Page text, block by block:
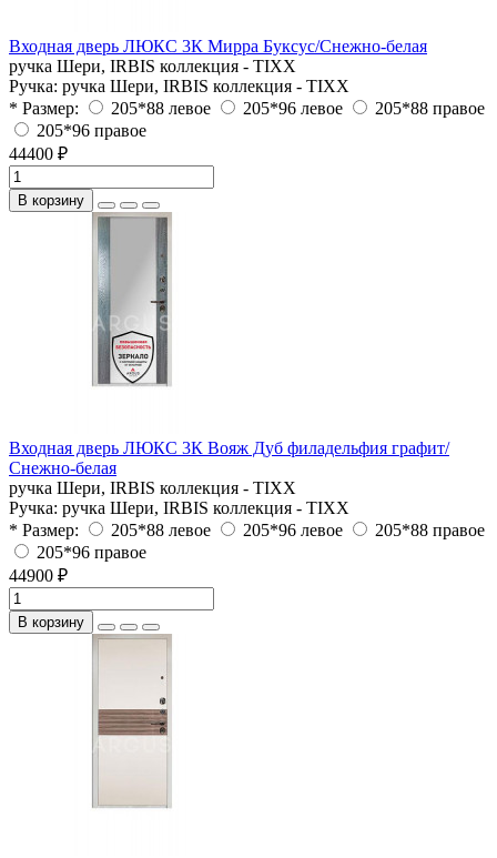
Входная дверь ЛЮКС 3К Мирра Буксус/Снежно-белая
ручка Шери, IRBIS коллекция - TIXX
Ручка: ручка Шери, IRBIS коллекция - TIXX
* Размер:
205*88 левое 205*96 левое
205*88 правое
205*96 правое
44400 ₽
В корзину
Входная дверь ЛЮКС 3К Вояж Дуб филадельфия графит/
Снежно-белая
ручка Шери, IRBIS коллекция - TIXX
Ручка: ручка Шери, IRBIS коллекция - TIXX
* Размер:
205*88 левое 205*96 левое
205*88 правое
205*96 правое
44900 ₽
В корзину